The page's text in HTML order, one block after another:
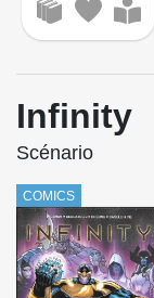
Infinity
Scénario
COMICS